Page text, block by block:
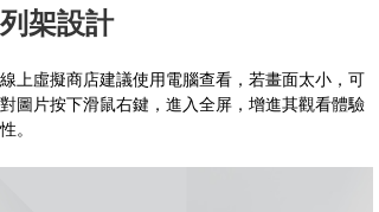
列架設計
線上虛擬商店建議使用電腦查看，若畫面太小，可
對圖片按下滑鼠右鍵，進入全屏，增進其觀看體驗
性。